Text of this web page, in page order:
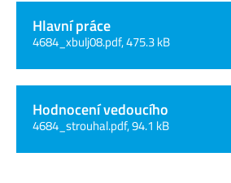
Hlavní práce
4684_xbulj08.pdf, 475.3 kB
Hodnocení vedoucího
4684_strouhal.pdf, 94.1 kB